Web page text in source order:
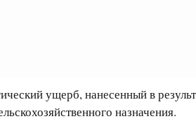
ущерб, нанесенный в
назначения.